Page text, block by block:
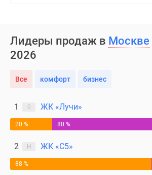
Лидеры продаж в Москве
2026
Все комфорт бизнес
1 0 ЖК «Лучи»
20 % 80 %
2 Н ЖК «С5»
88 %